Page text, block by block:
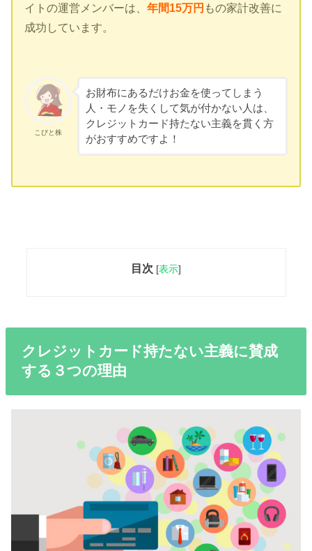
イトの運営メンバーは、年間15万円 もの家計改善に
成功しています。
こびと株
お財布にあるだけお金を使ってしまう
人・モノを失くして気が付かない人は、
クレジットカード持たない主義を貫く方
がおすすめですよ！
目次 [表示]
クレジットカード持たない主義に賛成
する３つの理由